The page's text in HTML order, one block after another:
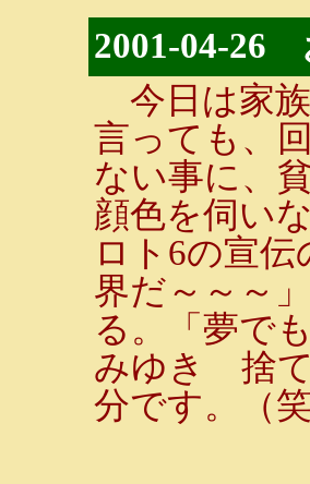
2001-04-26
今日は家
言っても、
ない事に、
顔色を伺い
ロト6の宣
界だ～～～
る。「夢で
みゆき 捨
分です。（笑